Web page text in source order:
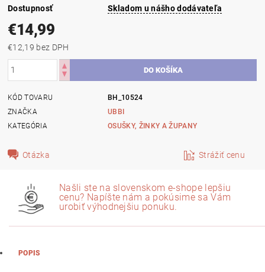
Dostupnosť Skladom u nášho dodávateľa
€14,99
€12,19 bez DPH
KÓD TOVARU
BH_10524
ZNAČKA
UBBI
KATEGÓRIA
OSUŠKY, ŽINKY A ŽUPANY
Otázka Strážiť cenu
Našli ste na slovenskom e-shope lepšiu
cenu? Napíšte nám a pokúsime sa Vám
urobiť výhodnejšiu ponuku.
POPIS